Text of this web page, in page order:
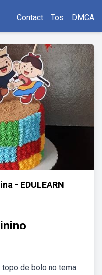
Contact Tos DMCA
- EDULEARN
de bolo no tema